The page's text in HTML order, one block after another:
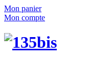
Mon panier
Mon compte